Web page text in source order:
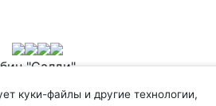
"Салди"
куки-файлы и другие технологии,